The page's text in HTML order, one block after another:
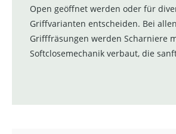
Open geöffnet werden oder für
Griffvarianten entscheiden. Bei
Grifffräsungen werden Scharniere
Softclosemechanik verbaut, die